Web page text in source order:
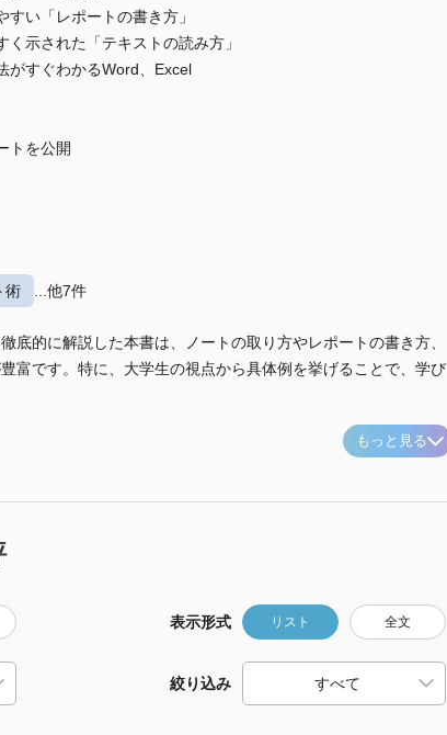
い「レポートの書き方」
示された「テキストの読み方」
がすぐわかるWord、Excel
トを公開
術 ...他7件
底的に解説した本書は、ノートの取り方やレポートの書き方、
富です。特に、大学生の視点から具体例を挙げることで、学び
もっと見る
表示形式 リスト 全文
絞り込み